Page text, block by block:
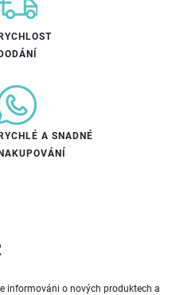
A SNADNÉ
informováni o nových produktech a